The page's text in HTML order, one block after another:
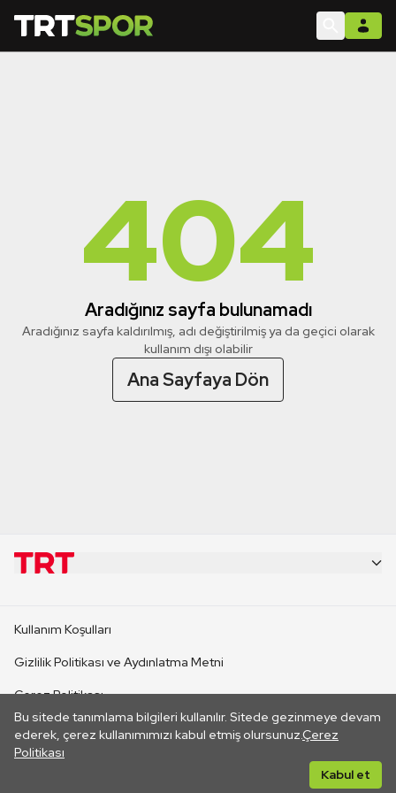
404
Aradığınız sayfa bulunamadı
Aradığınız sayfa kaldırılmış, adı değiştirilmiş ya da geçici olarak
kullanım dışı olabilir
Ana Sayfaya Dön
Bu sitede tanımlama bilgileri kullanılır. Sitede gezinmeye devam
ederek, çerez kullanımımızı kabul etmiş olursunuz.Çerez
Politikası
Kabul et
CANLI YAYINLAR
Kullanım Koşulları
Gizlilik Politikası ve Aydınlatma Metni
Çerez Politikası
İletişim
Her hakkı saklıdır. ©2026 TRT. Bağlantı yoluyla gidilen dış